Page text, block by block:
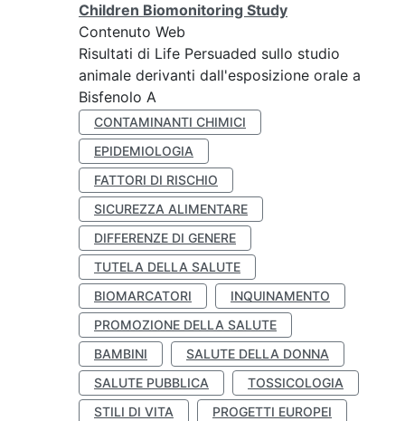
Children Biomonitoring Study
Contenuto Web
Risultati di Life Persuaded sullo studio
animale derivanti dall'esposizione orale a
Bisfenolo A
CONTAMINANTI CHIMICI
EPIDEMIOLOGIA
FATTORI DI RISCHIO
SICUREZZA ALIMENTARE
DIFFERENZE DI GENERE
TUTELA DELLA SALUTE
BIOMARCATORI
INQUINAMENTO
PROMOZIONE DELLA SALUTE
BAMBINI
SALUTE DELLA DONNA
SALUTE PUBBLICA
TOSSICOLOGIA
STILI DI VITA
PROGETTI EUROPEI